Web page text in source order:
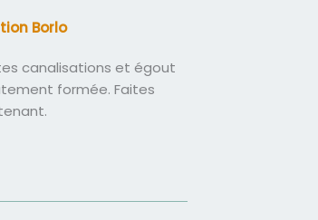
Borlo
canalisations et égout
formée. Faites